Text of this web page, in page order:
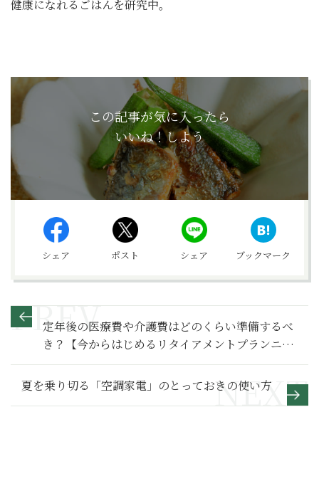
健康になれるごはんを研究中。
この記事が気に入ったら
いいね！しよう
シェア ポスト シェア ブックマーク
定年後の医療費や介護費はどのくらい準備するべ
き？【今からはじめるリタイアメントプランニン
グ】
夏を乗り切る「空調家電」のとっておきの使い方